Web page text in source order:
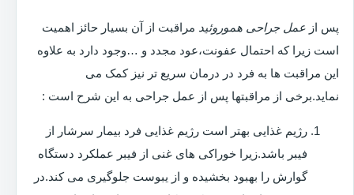
پس از عمل جراحی هموروئید مراقبت از آن بسیار حائز اهمیت
است زیرا که احتمال عفونت،عود مجدد و …وجود دارد به علاوه
این مراقبت ها به فرد در درمان سریع تر نیز کمک می
نماید.برخی از مراقبتها پس از عمل جراحی به این شرح است :
رژیم غذایی بهتر است رژیم غذایی فرد بیمار سرشار از
فیبر باشد.زیرا خوراکی های غنی از فیبر عملکرد دستگاه
گوارش را بهبود بخشیده و از یبوست جلوگیری می کند.در